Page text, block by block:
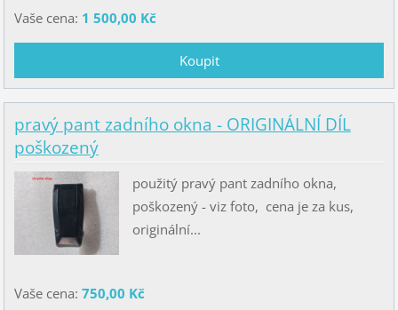
Vaše cena: 1 500,00 Kč
pravý pant zadního okna - ORIGINÁLNÍ DÍL
poškozený
použitý pravý pant zadního okna,
poškozený - viz foto, cena je za kus,
originální...
Vaše cena: 750,00 Kč